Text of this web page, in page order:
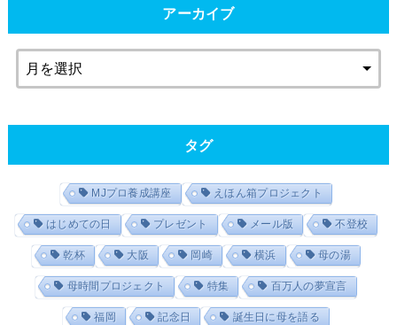
アーカイブ
タグ
MJプロ養成講座 えほん箱プロジェクト
はじめての日 プレゼント メール版 不登校
乾杯 大阪 岡崎 横浜 母の湯
母時間プロジェクト 特集 百万人の夢宣言
福岡 記念日 誕生日に母を語る